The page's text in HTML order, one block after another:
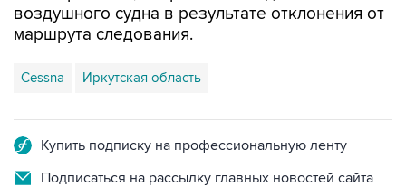
5 августа 15:24
4 августа 12:20